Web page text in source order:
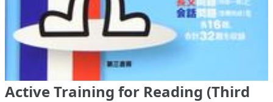
Active Training for Reading (Third